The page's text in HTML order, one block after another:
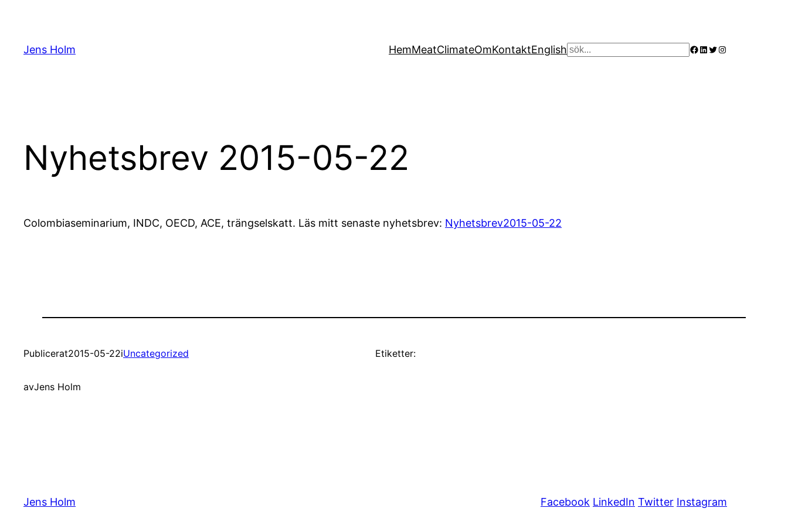
innehåll
Jens Holm HemMeatClimateOmKontaktEnglish Sök Facebook
LinkedIn
Twitter
Instagram
Nyhetsbrev 2015-05-22
Colombiaseminarium, INDC, OECD, ACE, trängselskatt. Läs mitt senaste nyhetsbrev: Nyhetsbrev2015-05-22
Publicerat2015-05-22iUncategorized
avJens Holm
Etiketter:
Jens Holm Facebook LinkedIn Twitter Instagram